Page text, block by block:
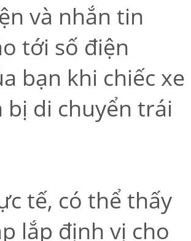
và nhắn tin
tới số điện
bạn khi chiếc xe
bị di chuyển trái
tế, có thể thấy
lắp định vị cho